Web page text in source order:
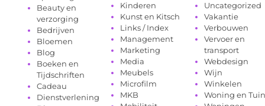
Beauty en
verzorging
Bedrijven
Bloemen
Blog
Boeken en
Tijdschriften
Cadeau
Dienstverlening
Kinderen
Kunst en Kitsch
Links / Index
Management
Marketing
Media
Meubels
Microfilm
MKB
Uncategorized
Vakantie
Verbouwen
Vervoer en
transport
Webdesign
Wijn
Winkelen
Woning en Tuin